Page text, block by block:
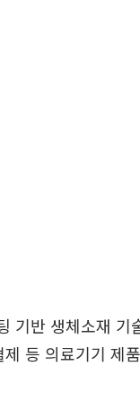
기반 생체소재
등 의료기기 제